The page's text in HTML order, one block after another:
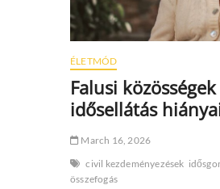
ÉLETMÓD
Falusi
idősellátás
March 16, 2026
civil kezdeményezések
összefogás